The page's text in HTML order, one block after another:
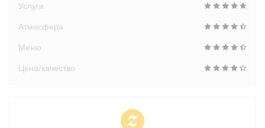
Услуги
Атмосфера
Меню
Цена/качество